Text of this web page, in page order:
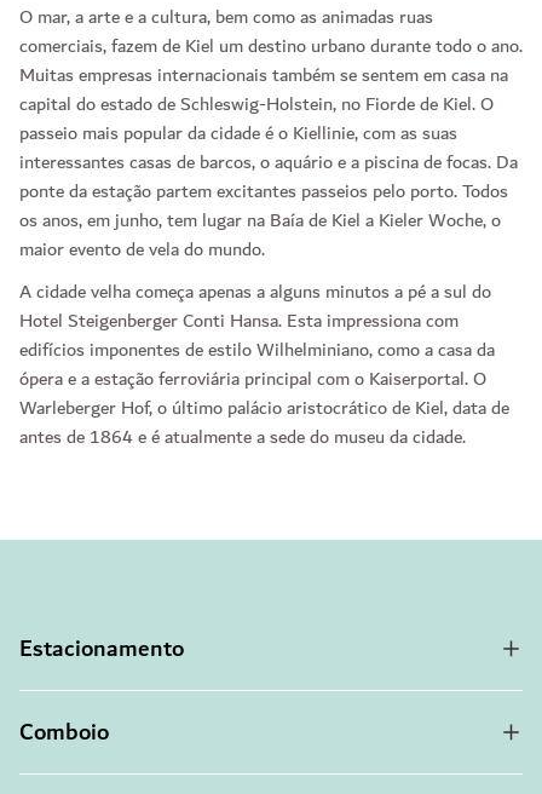
O mar, a arte e a cultura, bem como as animadas ruas
comerciais, fazem de Kiel um destino urbano durante todo o ano.
Muitas empresas internacionais também se sentem em casa na
capital do estado de Schleswig-Holstein, no Fiorde de Kiel. O
passeio mais popular da cidade é o Kiellinie, com as suas
interessantes casas de barcos, o aquário e a piscina de focas. Da
ponte da estação partem excitantes passeios pelo porto. Todos
os anos, em junho, tem lugar na Baía de Kiel a Kieler Woche, o
maior evento de vela do mundo.
A cidade velha começa apenas a alguns minutos a pé a sul do
Hotel Steigenberger Conti Hansa. Esta impressiona com
edifícios imponentes de estilo Wilhelminiano, como a casa da
ópera e a estação ferroviária principal com o Kaiserportal. O
Warleberger Hof, o último palácio aristocrático de Kiel, data de
antes de 1864 e é atualmente a sede do museu da cidade.
Estacionamento
Comboio